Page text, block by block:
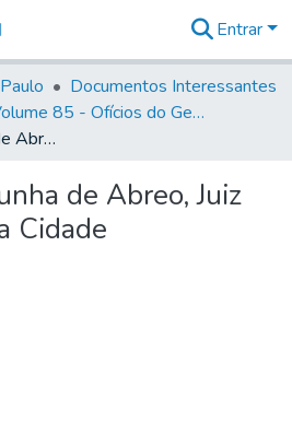
&
Coleções
Tudo na
Biblioteca
Estatísticas
Entrar
Documentos Interessantes
Volume 85 - Ofícios do General Francisco da Cunha Menezes (Governador da Capitania): 1782- 1786
Para Jozé da Cunha de Abreo, Juiz Ordinario desta Cidade
de Abreo, Juiz
Cidade